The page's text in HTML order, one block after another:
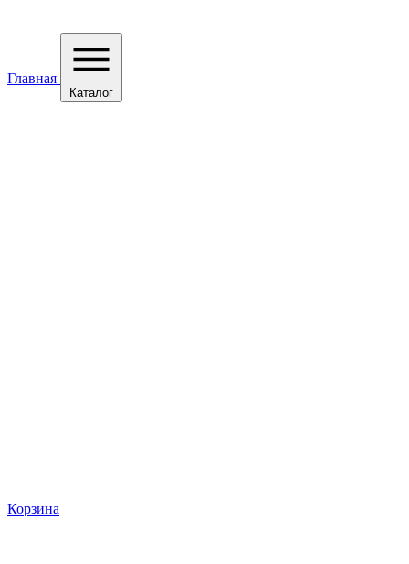
Главная
Каталог
Корзина